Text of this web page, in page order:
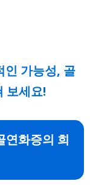
인 가능성, 골
보세요!
연화증의 희